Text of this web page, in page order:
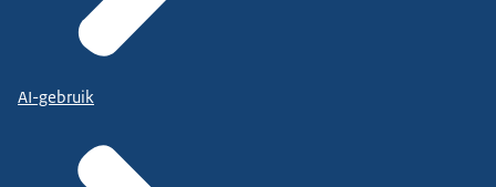
AI-gebruik